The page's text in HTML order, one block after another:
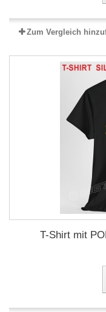
Zum Vergleich
T-Shirt mit